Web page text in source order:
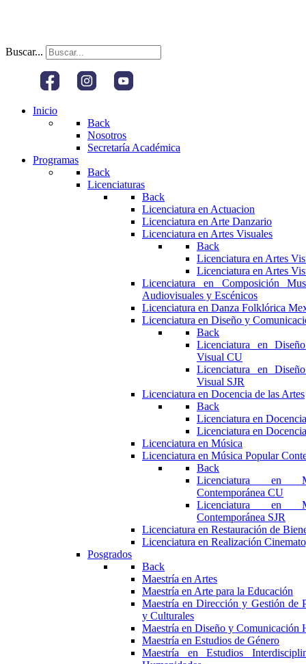
Buscar...
Inicio
Back
Nosotros
Secretaría Académica
Programas
Back
Licenciaturas
Back
Licenciatura en Actuacion
Licenciatura en Arte Danzario
Licenciatura en Artes Visuales
Back
Licenciatura en Artes
Licenciatura en Artes
Licenciatura en Composición
Audiovisuales y Escénicos
Licenciatura en Danza Folklórica
Licenciatura en Diseño y
Back
Licenciatura en
Visual CU
Licenciatura en
Visual SJR
Licenciatura en Docencia de las Artes
Back
Licenciatura en
Licenciatura en
Licenciatura en Música
Licenciatura en Música Popular
Back
Licenciatura en
Contemporánea CU
Licenciatura en
Contemporánea SJR
Licenciatura en Restauración de
Licenciatura en Realización
Posgrados
Back
Maestría en Artes
Maestría en Arte para la Educación
Maestría en Dirección y Gestión de
y Culturales
Maestría en Diseño y Comunicación
Maestría en Estudios de Género
Maestría en Estudios